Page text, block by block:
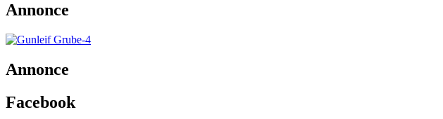
Annonce
Annonce
Facebook